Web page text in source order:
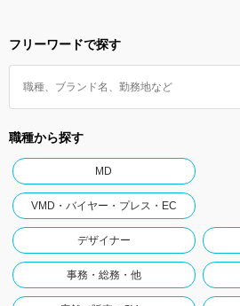
フリーワードで探す
職種から探す
MD
VMD・バイヤー・プレス・EC
デザイナー
事務・総務・他